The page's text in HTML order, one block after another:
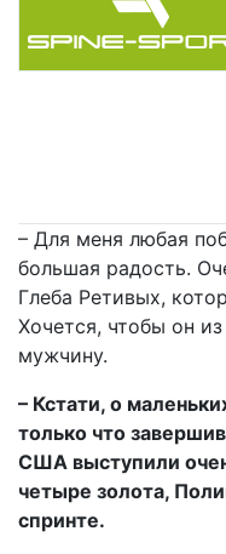
– Для меня любая
большая радость.
Глеба Ретивых,
Хочется, чтобы он
мужчину.
– Кстати, о
только что
США выступили
четыре золота,
спринте.